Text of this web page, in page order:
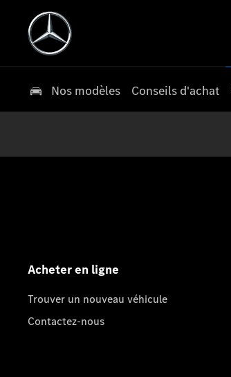
Nos modèles Conseils d'achat
Acheter en ligne
Trouver un nouveau véhicule
Contactez-nous